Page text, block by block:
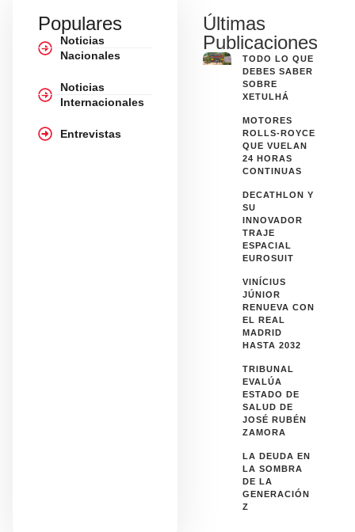
Populares
Noticias
Nacionales
Noticias
Internacionales
Entrevistas
Últimas
Publicaciones
TODO LO QUE
DEBES SABER
SOBRE
XETULHÁ
MOTORES
ROLLS-ROYCE
QUE VUELAN
24 HORAS
CONTINUAS
DECATHLON Y
SU
INNOVADOR
TRAJE
ESPACIAL
EUROSUIT
VINÍCIUS
JÚNIOR
RENUEVA CON
EL REAL
MADRID
HASTA 2032
TRIBUNAL
EVALÚA
ESTADO DE
SALUD DE
JOSÉ RUBÉN
ZAMORA
LA DEUDA EN
LA SOMBRA
DE LA
GENERACIÓN
Z